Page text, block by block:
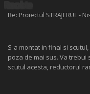
Re: Proiectul STRAJERUL -
S-a montat in final si
poza de mai sus. Va
scutul acesta, reductorul